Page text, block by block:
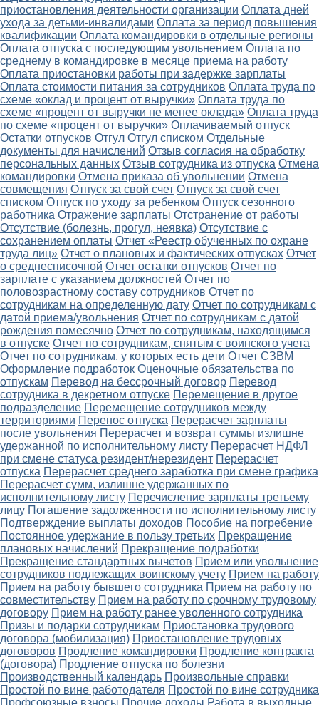
приостановления деятельности организации Оплата дней
ухода за детьми-инвалидами Оплата за период повышения
квалификации Оплата командировки в отдельные регионы
Оплата отпуска с последующим увольнением Оплата по
среднему в командировке в месяце приема на работу
Оплата приостановки работы при задержке зарплаты
Оплата стоимости питания за сотрудников Оплата труда по
схеме «оклад и процент от выручки» Оплата труда по
схеме «процент от выручки не менее оклада» Оплата труда
по схеме «процент от выручки» Оплачиваемый отпуск
Остатки отпусков Отгул Отгул списком Отдельные
документы для начислений Отзыв согласия на обработку
персональных данных Отзыв сотрудника из отпуска Отмена
командировки Отмена приказа об увольнении Отмена
совмещения Отпуск за свой счет Отпуск за свой счет
списком Отпуск по уходу за ребенком Отпуск сезонного
работника Отражение зарплаты Отстранение от работы
Отсутствие (болезнь, прогул, неявка) Отсутствие с
сохранением оплаты Отчет «Реестр обученных по охране
труда лиц» Отчет о плановых и фактических отпусках Отчет
о среднесписочной Отчет остатки отпусков Отчет по
зарплате с указанием должностей Отчет по
половозрастному составу сотрудников Отчет по
сотрудникам на определенную дату Отчет по сотрудникам с
датой приема/увольнения Отчет по сотрудникам с датой
рождения помесячно Отчет по сотрудникам, находящимся
в отпуске Отчет по сотрудникам, снятым с воинского учета
Отчет по сотрудникам, у которых есть дети Отчет СЗВМ
Оформление подработок Оценочные обязательства по
отпускам Перевод на бессрочный договор Перевод
сотрудника в декретном отпуске Перемещение в другое
подразделение Перемещение сотрудников между
территориями Перенос отпуска Перерасчет зарплаты
после увольнения Перерасчет и возврат суммы излишне
удержанной по исполнительному листу Перерасчет НДФЛ
при смене статуса резидент/нерезидент Перерасчет
отпуска Перерасчет среднего заработка при смене графика
Перерасчет сумм, излишне удержанных по
исполнительному листу Перечисление зарплаты третьему
лицу Погашение задолженности по исполнительному листу
Подтверждение выплаты доходов Пособие на погребение
Постоянное удержание в пользу третьих Прекращение
плановых начислений Прекращение подработки
Прекращение стандартных вычетов Прием или увольнение
сотрудников подлежащих воинскому учету Прием на работу
Прием на работу бывшего сотрудника Прием на работу по
совместительству Прием на работу по срочному трудовому
договору Прием на работу ранее уволенного сотрудника
Призы и подарки сотрудникам Приостановка трудового
договора (мобилизация) Приостановление трудовых
договоров Продление командировки Продление контракта
(договора) Продление отпуска по болезни
Производственный календарь Произвольные справки
Простой по вине работодателя Простой по вине сотрудника
Профсоюзные взносы Прочие доходы Работа в выходные